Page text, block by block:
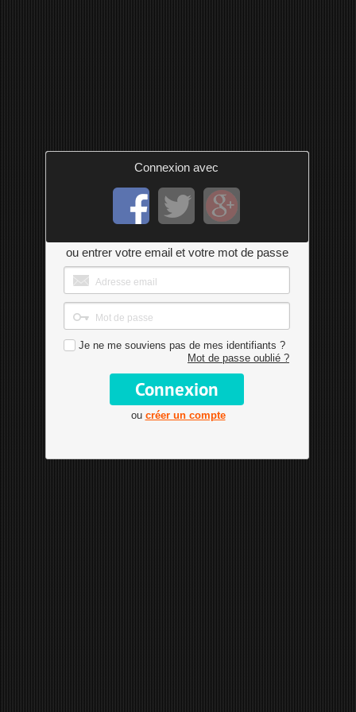
Connexion avec
ou entrer votre email et votre mot de passe
Je ne me souviens pas de mes identifiants ?
Mot de passe oublié ?
ou créer un compte